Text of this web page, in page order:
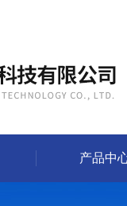
产品中